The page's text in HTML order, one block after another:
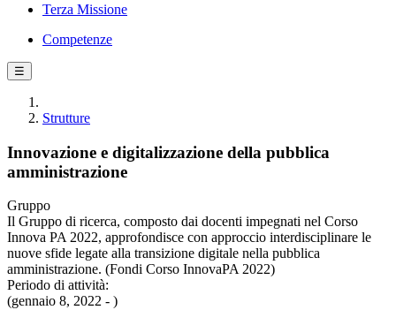
Terza Missione
Competenze
☰
Strutture
Innovazione e digitalizzazione della pubblica
amministrazione
Gruppo
Il Gruppo di ricerca, composto dai docenti impegnati nel Corso
Innova PA 2022, approfondisce con approccio interdisciplinare le
nuove sfide legate alla transizione digitale nella pubblica
amministrazione. (Fondi Corso InnovaPA 2022)
Periodo di attività:
(gennaio 8, 2022 - )